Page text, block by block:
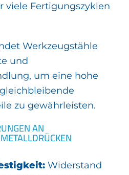
viele Fertigungszyklen
Werkzeugstähle
und
um eine hohe
zu gewährleisten.
AN
Widerstand